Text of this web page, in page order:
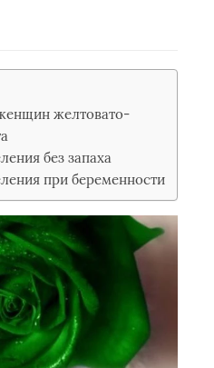
желтовато-
без запаха
при беременности